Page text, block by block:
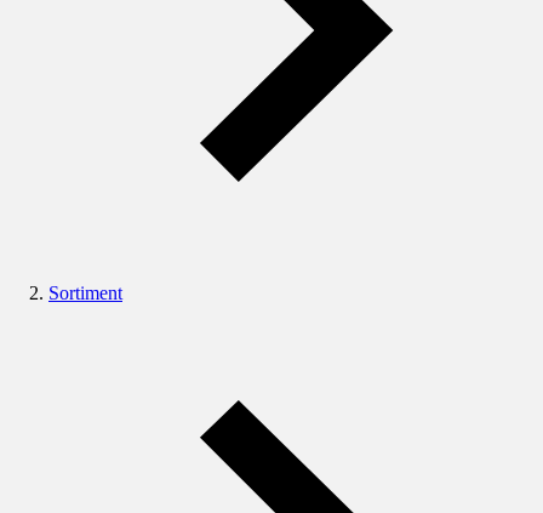
Sortiment